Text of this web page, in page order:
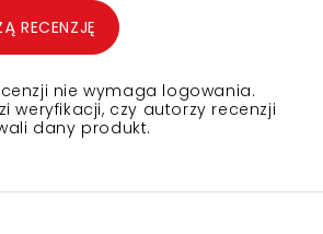
RECENZJĘ
nie wymaga logowania.
weryfikacji, czy autorzy recenzji
dany produkt.